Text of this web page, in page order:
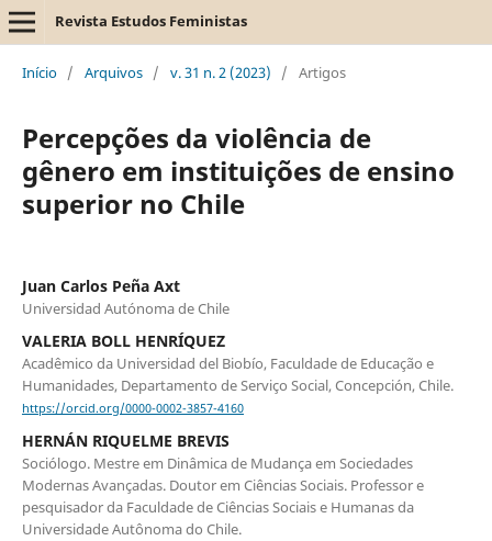
Revista Estudos Feministas
Início / Arquivos / v. 31 n. 2 (2023) / Artigos
Percepções da violência de
gênero em instituições de ensino
superior no Chile
Juan Carlos Peña Axt
Universidad Autónoma de Chile
VALERIA BOLL HENRÍQUEZ
Acadêmico da Universidad del Biobío, Faculdade de Educação e
Humanidades, Departamento de Serviço Social, Concepción, Chile.
https://orcid.org/0000-0002-3857-4160
HERNÁN RIQUELME BREVIS
Sociólogo. Mestre em Dinâmica de Mudança em Sociedades
Modernas Avançadas. Doutor em Ciências Sociais. Professor e
pesquisador da Faculdade de Ciências Sociais e Humanas da
Universidade Autônoma do Chile.